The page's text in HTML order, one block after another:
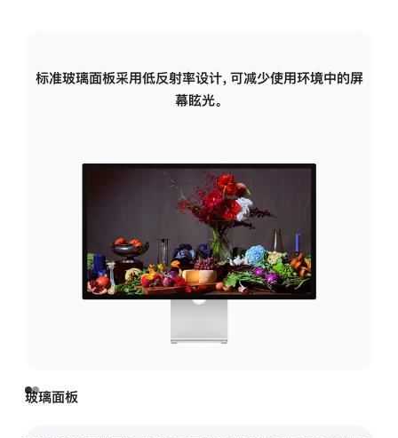
标准玻璃面板采用低反射率设计，可减少使用环境中的屏
幕眩光。
玻璃面板